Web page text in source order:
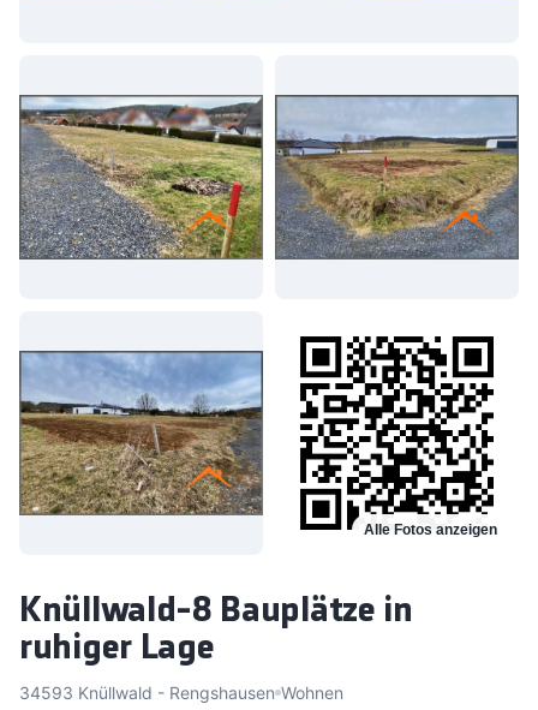
Alle Fotos anzeigen
Knüllwald-8 Bauplätze in
ruhiger Lage
34593 Knüllwald - Rengshausen Wohnen